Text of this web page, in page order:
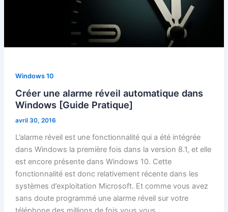
Windows 10
Créer une alarme réveil automatique dans
Windows [Guide Pratique]
avril 30, 2016
L’alarme réveil est une fonctionnalité qui a été intégrée
dans Windows la première fois dans la version 8.1, et elle
est encore présente dans Windows 10. Cette
fonctionnalité est donc relativement récente dans les
systèmes d’exploitation Microsoft. Et comme vous avez
sans doute programmé une alarme réveil sur votre